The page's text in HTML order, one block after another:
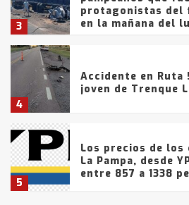
3
protagonistas del
en la mañana del
4
Accidente en
joven de Trenque
5
Los precios de los
La Pampa, desde
entre 857 a 1338